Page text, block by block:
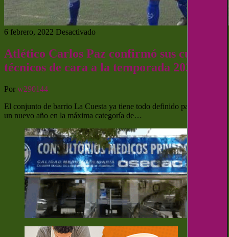
6 febrero, 2022 Desactivado
Atlético Carlos Paz confirmó sus cuerpos
técnicos de cara a la temporada 2022
Por w290144
El conjunto de barrio La Cuesta ya tiene todo definido para encarar
un nuevo año en la máxima categoría de…